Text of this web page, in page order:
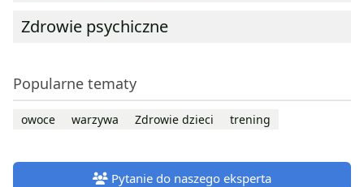
Zdrowie psychiczne
Popularne tematy
owoce warzywa Zdrowie dzieci trening
Pytanie do naszego eksperta